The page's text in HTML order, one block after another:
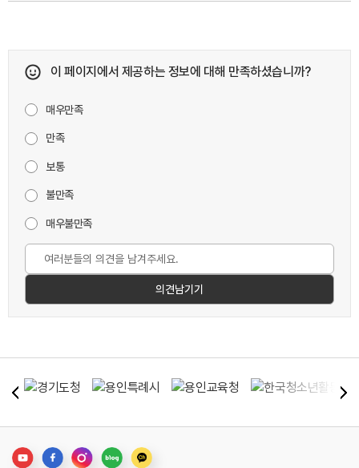
이 페이지에서 제공하는 정보에 대해 만족하셨습니까?
매우만족
만족
보통
불만족
매우불만족